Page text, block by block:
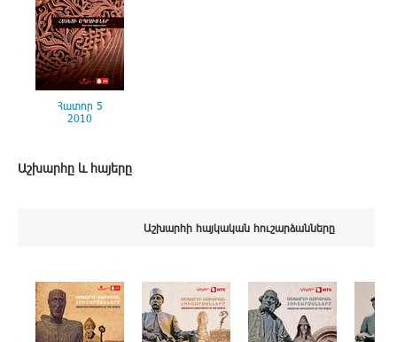
Հատոր 5
2010
Աշխարհը և հայերը
Աշխարհի հայկական հուշարձանները